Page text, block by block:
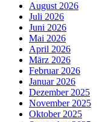
August 2026
Juli 2026
Juni 2026
Mai 2026
April 2026
März 2026
Februar 2026
Januar 2026
Dezember 2025
November 2025
Oktober 2025